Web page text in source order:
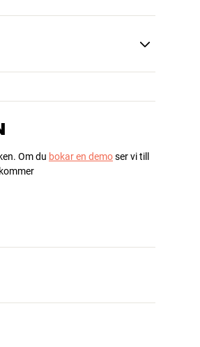
Om du bokar en demoser vi till
för riktigt bra ljud – både till